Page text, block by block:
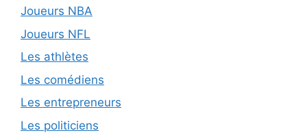
Joueurs NBA
Joueurs NFL
Les athlètes
Les comédiens
Les entrepreneurs
Les politiciens